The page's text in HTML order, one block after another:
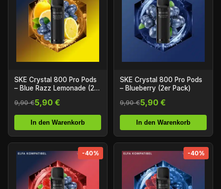
SKE Crystal 800 Pro Pods
– Blue Razz Lemonade (2er
9,90 €5,90 €
In den Warenkorb
SKE Crystal 800 Pro Pods
– Blueberry (2er Pack)
9,90 €5,90 €
In den Warenkorb
-40% -40%